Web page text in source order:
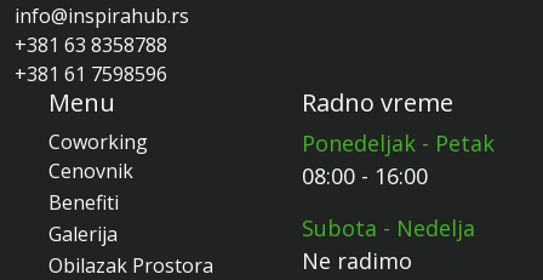
info@inspirahub.rs
+381 63 8358788
+381 61 7598596
Menu
Coworking
Cenovnik
Benefiti
Galerija
Obilazak Prostora
Radno vreme
Ponedeljak - Petak
08:00 - 16:00
Subota - Nedelja
Ne radimo